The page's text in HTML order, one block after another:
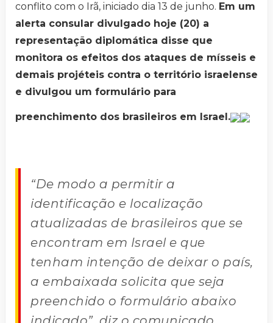
conflito com o Irã, iniciado dia 13 de junho. Em um
alerta consular divulgado hoje (20) a
representação diplomática disse que
monitora os efeitos dos ataques de mísseis e
demais projéteis contra o território israelense
e divulgou um formulário para
preenchimento dos brasileiros em Israel.
“De modo a permitir a
identificação e localização
atualizadas de brasileiros que se
encontram em Israel e que
tenham intenção de deixar o país,
a embaixada solicita que seja
preenchido o formulário abaixo